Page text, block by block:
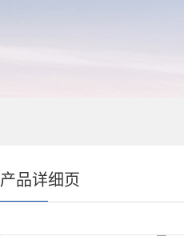
产品详细页